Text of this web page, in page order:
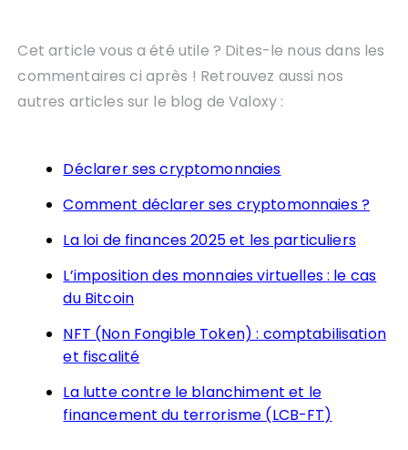
Cet article vous a été utile ? Dites-le nous dans les
commentaires ci après ! Retrouvez aussi nos
autres articles sur le blog de Valoxy :
Déclarer ses cryptomonnaies
Comment déclarer ses cryptomonnaies ?
La loi de finances 2025 et les particuliers
L’imposition des monnaies virtuelles : le cas
du Bitcoin
NFT (Non Fongible Token) : comptabilisation
et fiscalité
La lutte contre le blanchiment et le
financement du terrorisme (LCB-FT)